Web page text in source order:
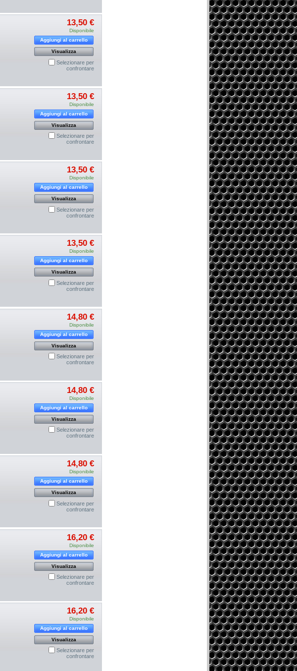
13,50 €
Disponibile
Aggiungi al carrello
Visualizza
Selezionare per
confrontare
13,50 €
Disponibile
Aggiungi al carrello
Visualizza
Selezionare per
confrontare
13,50 €
Disponibile
Aggiungi al carrello
Visualizza
Selezionare per
confrontare
13,50 €
Disponibile
Aggiungi al carrello
Visualizza
Selezionare per
confrontare
14,80 €
Disponibile
Aggiungi al carrello
Visualizza
Selezionare per
confrontare
14,80 €
Disponibile
Aggiungi al carrello
Visualizza
Selezionare per
confrontare
14,80 €
Disponibile
Aggiungi al carrello
Visualizza
Selezionare per
confrontare
16,20 €
Disponibile
Aggiungi al carrello
Visualizza
Selezionare per
confrontare
16,20 €
Disponibile
Aggiungi al carrello
Visualizza
Selezionare per
confrontare